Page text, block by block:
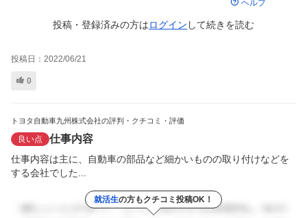
ヘルプ
投稿・登録済みの方はログイン して続きを読む
投稿日： 2022/06/21
0
トヨタ自動車九州株式会社の評判・クチコミ・評価
良い点 仕事内容
仕事内容は主に、自動車の部品など細かいものの取り付けなどを
する会社でした...
就活生の方もクチコミ投稿OK！